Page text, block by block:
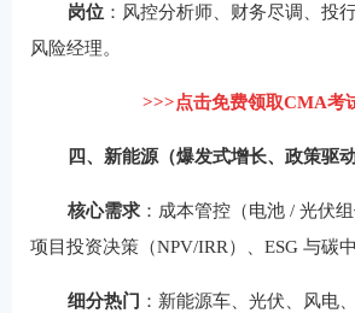
岗位：风控分析师、财务尽调、投
风险经理。
>>>点击免费领取CMA考
四、新能源（爆发式增长、政策驱动
核心需求：成本管控（电池 / 光伏组
项目投资决策（NPV/IRR）、ESG 与碳中
细分热门 ：新能源车、光伏、风电